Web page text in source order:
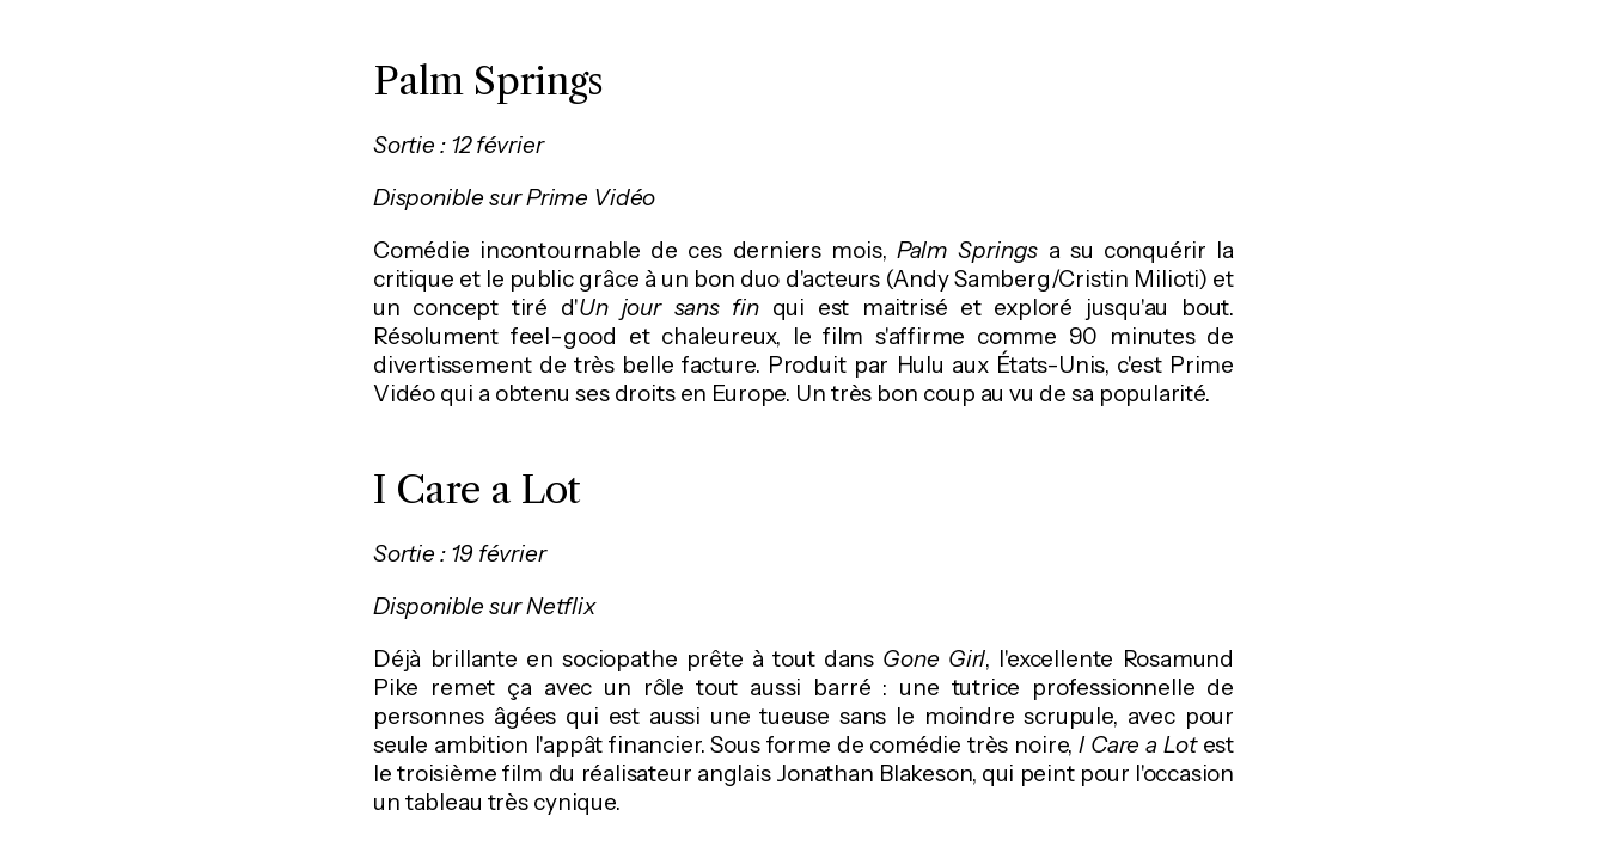
Palm Springs
Sortie : 12 février
Disponible sur Prime Vidéo
Comédie incontournable de ces derniers mois, Palm Springs a su conquérir la
critique et le public grâce à un bon duo d'acteurs (Andy Samberg/Cristin Milioti) et
un concept tiré d'Un jour sans fin qui est maitrisé et exploré jusqu'au bout.
Résolument feel-good et chaleureux, le film s'affirme comme 90 minutes de
divertissement de très belle facture. Produit par Hulu aux États-Unis, c'est Prime
Vidéo qui a obtenu ses droits en Europe. Un très bon coup au vu de sa popularité.
I Care a Lot
Sortie : 19 février
Disponible sur Netflix
Déjà brillante en sociopathe prête à tout dans Gone Girl, l'excellente Rosamund
Pike remet ça avec un rôle tout aussi barré : une tutrice professionnelle de
personnes âgées qui est aussi une tueuse sans le moindre scrupule, avec pour
seule ambition l'appât financier. Sous forme de comédie très noire,I Care a Lotest
le troisième film du réalisateur anglais Jonathan Blakeson, qui peint pour l'occasion
un tableau très cynique.